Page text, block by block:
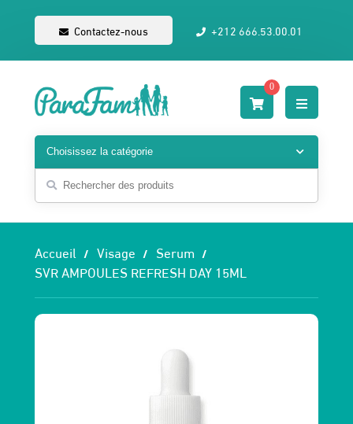
Contactez-nous +212 666.53.00.01
0
Accueil Visage
Serum
SVR AMPOULES REFRESH DAY 15ML